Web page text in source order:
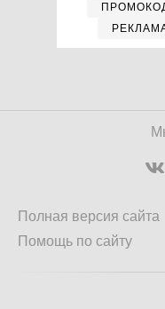
Полная версия сайта
Помощь по сайту